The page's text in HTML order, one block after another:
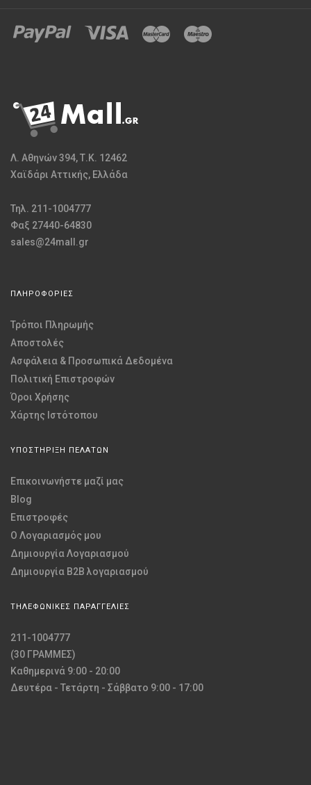
Λ. Αθηνών 394, Τ.Κ. 12462
Χαϊδάρι Αττικής, Ελλάδα
Τηλ. 211-1004777
Φαξ 27440-64830
sales@24mall.gr
ΠΛΗΡΟΦΟΡΙΕΣ
Τρόποι Πληρωμής
Αποστολές
Ασφάλεια & Προσωπικά Δεδομένα
Πολιτική Επιστροφών
Όροι Χρήσης
Χάρτης Ιστότοπου
ΥΠΟΣΤΗΡΙΞΗ ΠΕΛΑΤΩΝ
Επικοινωνήστε μαζί μας
Blog
Επιστροφές
O Λογαριασμός μου
Δημιουργία Λογαριασμού
Δημιουργία B2B λογαριασμού
ΤΗΛΕΦΩΝΙΚΕΣ ΠΑΡΑΓΓΕΛΙΕΣ
211-1004777
(30 ΓΡΑΜΜΕΣ)
Καθημερινά 9:00 - 20:00
Δευτέρα - Τετάρτη - Σάββατο 9:00 - 17:00